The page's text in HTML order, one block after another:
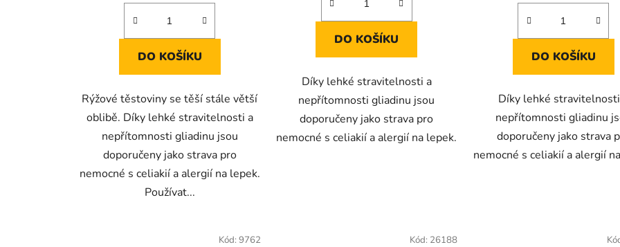
5
DO KOŠÍKU
Rýžové těstoviny se těší stále větší
oblibě. Díky lehké stravitelnosti a
nepřítomnosti gliadinu jsou
doporučeny jako strava pro
nemocné s celiakií a alergií na lepek.
Používat...
hvězdiček.
DO KOŠÍKU
Díky lehké stravitelnosti a
nepřítomnosti gliadinu jsou
doporučeny jako strava pro
nemocné s celiakií a alergií na lepek.
5
DO KOŠÍKU
Díky lehké
nepřítomnosti gliadinu
doporučeny jako strava
nemocné s celiakií a alergií
Kód: 9762 Kód: 26188